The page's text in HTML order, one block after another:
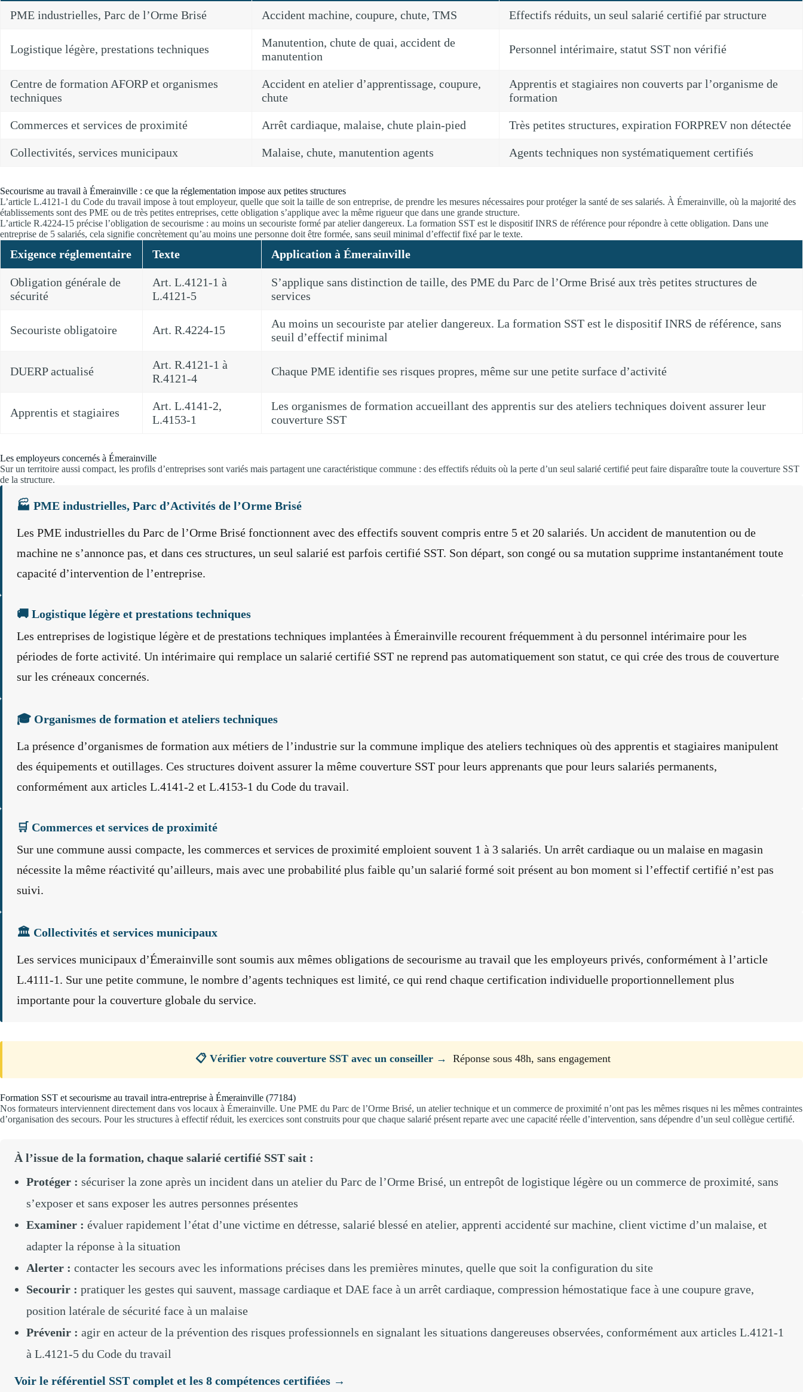
PME industrielles, Parc de l’Orme Brisé Accident machine, coupure, chute, TMS Effectifs réduits, un seul salarié certifié par structure
Logistique légère, prestations techniques
Manutention, chute de quai, accident de
manutention
Personnel intérimaire, statut SST non vérifié
Centre de formation AFORP et organismes
techniques
Accident en atelier d’apprentissage, coupure,
chute
Apprentis et stagiaires non couverts par l’organisme de
formation
Commerces et services de proximité Arrêt cardiaque, malaise, chute plain-pied Très petites structures, expiration FORPREV non détectée
Collectivités, services municipaux Malaise, chute, manutention agents Agents techniques non systématiquement certifiés
Secourisme au travail à Émerainville : ce que la réglementation impose aux petites structures
L’article L.4121-1 du Code du travail impose à tout employeur, quelle que soit la taille de son entreprise, de prendre les mesures nécessaires pour protéger la santé de ses salariés. À Émerainville, où la majorité des
établissements sont des PME ou de très petites entreprises, cette obligation s’applique avec la même rigueur que dans une grande structure.
L’article R.4224-15 précise l’obligation de secourisme : au moins un secouriste formé par atelier dangereux. La formation SST est le dispositif INRS de référence pour répondre à cette obligation. Dans une
entreprise de 5 salariés, cela signifie concrètement qu’au moins une personne doit être formée, sans seuil minimal d’effectif fixé par le texte.
Exigence réglementaire Texte Application à Émerainville
Obligation générale de
sécurité
Art. L.4121-1 à
L.4121-5
S’applique sans distinction de taille, des PME du Parc de l’Orme Brisé aux très petites structures de
services
Secouriste obligatoire Art. R.4224-15
Au moins un secouriste par atelier dangereux. La formation SST est le dispositif INRS de référence, sans
seuil d’effectif minimal
DUERP actualisé
Art. R.4121-1 à
R.4121-4
Chaque PME identifie ses risques propres, même sur une petite surface d’activité
Apprentis et stagiaires
Art. L.4141-2,
L.4153-1
Les organismes de formation accueillant des apprentis sur des ateliers techniques doivent assurer leur
couverture SST
Les employeurs concernés à Émerainville
Sur un territoire aussi compact, les profils d’entreprises sont variés mais partagent une caractéristique commune : des effectifs réduits où la perte d’un seul salarié certifié peut faire disparaître toute la couverture SST
de la structure.
🏭 PME industrielles, Parc d’Activités de l’Orme Brisé
Les PME industrielles du Parc de l’Orme Brisé fonctionnent avec des effectifs souvent compris entre 5 et 20 salariés. Un accident de manutention ou de
machine ne s’annonce pas, et dans ces structures, un seul salarié est parfois certifié SST. Son départ, son congé ou sa mutation supprime instantanément toute
capacité d’intervention de l’entreprise.
🚚 Logistique légère et prestations techniques
Les entreprises de logistique légère et de prestations techniques implantées à Émerainville recourent fréquemment à du personnel intérimaire pour les
périodes de forte activité. Un intérimaire qui remplace un salarié certifié SST ne reprend pas automatiquement son statut, ce qui crée des trous de couverture
sur les créneaux concernés.
🎓 Organismes de formation et ateliers techniques
La présence d’organismes de formation aux métiers de l’industrie sur la commune implique des ateliers techniques où des apprentis et stagiaires manipulent
des équipements et outillages. Ces structures doivent assurer la même couverture SST pour leurs apprenants que pour leurs salariés permanents,
conformément aux articles L.4141-2 et L.4153-1 du Code du travail.
🛒 Commerces et services de proximité
Sur une commune aussi compacte, les commerces et services de proximité emploient souvent 1 à 3 salariés. Un arrêt cardiaque ou un malaise en magasin
nécessite la même réactivité qu’ailleurs, mais avec une probabilité plus faible qu’un salarié formé soit présent au bon moment si l’effectif certifié n’est pas
suivi.
🏛️ Collectivités et services municipaux
Les services municipaux d’Émerainville sont soumis aux mêmes obligations de secourisme au travail que les employeurs privés, conformément à l’article
L.4111-1. Sur une petite commune, le nombre d’agents techniques est limité, ce qui rend chaque certification individuelle proportionnellement plus
importante pour la couverture globale du service.
📋 Vérifier votre couverture SST avec un conseiller → Réponse sous 48h, sans engagement
Formation SST et secourisme au travail intra-entreprise à Émerainville (77184)
Nos formateurs interviennent directement dans vos locaux à Émerainville. Une PME du Parc de l’Orme Brisé, un atelier technique et un commerce de proximité n’ont pas les mêmes risques ni les mêmes contraintes
d’organisation des secours. Pour les structures à effectif réduit, les exercices sont construits pour que chaque salarié présent reparte avec une capacité réelle d’intervention, sans dépendre d’un seul collègue certifié.
À l’issue de la formation, chaque salarié certifié SST sait :
Protéger : sécuriser la zone après un incident dans un atelier du Parc de l’Orme Brisé, un entrepôt de logistique légère ou un commerce de proximité, sans
s’exposer et sans exposer les autres personnes présentes
Examiner : évaluer rapidement l’état d’une victime en détresse, salarié blessé en atelier, apprenti accidenté sur machine, client victime d’un malaise, et
adapter la réponse à la situation
Alerter : contacter les secours avec les informations précises dans les premières minutes, quelle que soit la configuration du site
Secourir : pratiquer les gestes qui sauvent, massage cardiaque et DAE face à un arrêt cardiaque, compression hémostatique face à une coupure grave,
position latérale de sécurité face à un malaise
Prévenir : agir en acteur de la prévention des risques professionnels en signalant les situations dangereuses observées, conformément aux articles L.4121-1
à L.4121-5 du Code du travail
Voir le référentiel SST complet et les 8 compétences certifiées →